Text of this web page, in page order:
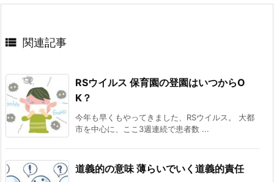
 関連記事
RSウイルス 保育園の登園はいつからO
K？
今年も早くもやってきました、RSウイルス。 大都
市を中心に、ここ3週連続で患者数 ...
道義的の意味 薄らいでいく道義的責任